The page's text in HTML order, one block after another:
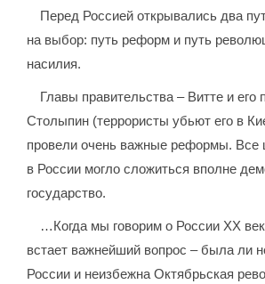
Перед Россией открывались два
на выбор: путь реформ и путь
насилия.
Главы правительства – Витте и его
Столыпин (террористы убьют его в
провели очень важные реформы. Все
в России могло сложиться вполне
государство.
…Когда мы говорим о России XX
встает важнейший вопрос – была ли
России и неизбежна Октябрьская